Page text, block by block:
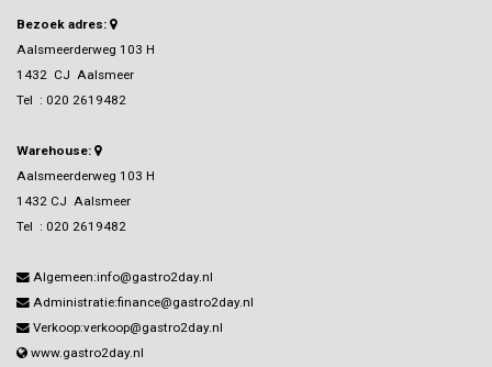
Bezoek adres:
Aalsmeerderweg 103 H
1432 CJ Aalsmeer
Tel : 020 2619482
Warehouse:
Aalsmeerderweg 103 H
1432 CJ Aalsmeer
Tel : 020 2619482
Algemeen:info@gastro2day.nl
Administratie:finance@gastro2day.nl
Verkoop:verkoop@gastro2day.nl
www.gastro2day.nl